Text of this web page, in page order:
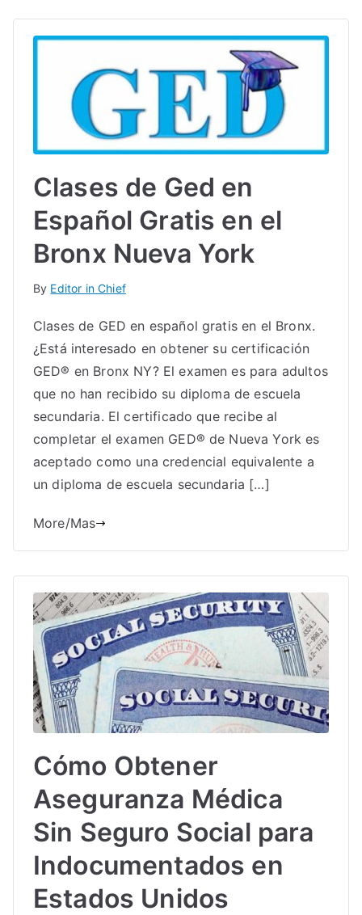
Clases de Ged en
Español Gratis en el
Bronx Nueva York
By Editor in Chief
Clases de GED en español gratis en el Bronx.
¿Está interesado en obtener su certificación
GED® en Bronx NY? El examen es para adultos
que no han recibido su diploma de escuela
secundaria. El certificado que recibe al
completar el examen GED® de Nueva York es
aceptado como una credencial equivalente a
un diploma de escuela secundaria […]
More/Mas
Cómo Obtener
Aseguranza Médica
Sin Seguro Social para
Indocumentados en
Estados Unidos